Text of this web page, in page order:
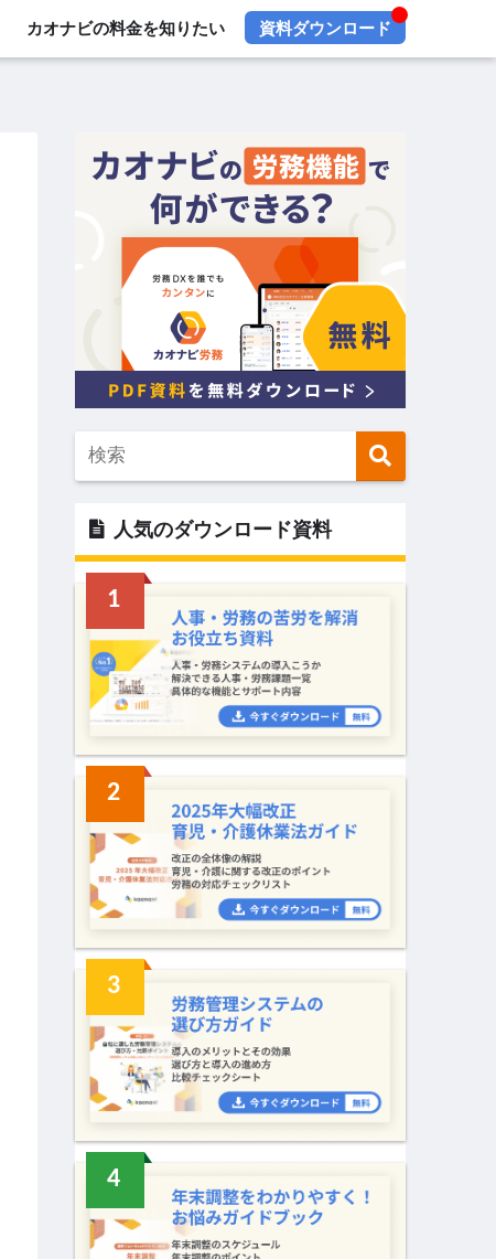
カオナビの料金を知りたい 資料ダウンロード
人気のダウンロード資料